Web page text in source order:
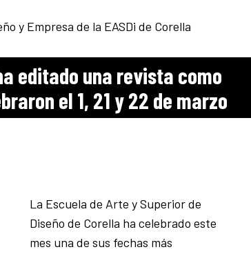
y Empresa de la EASDi de Corella
editado una revista como
el 1, 21 y 22 de marzo
La Escuela de Arte y Superior de
Diseño de Corella ha celebrado este
mes una de sus fechas más